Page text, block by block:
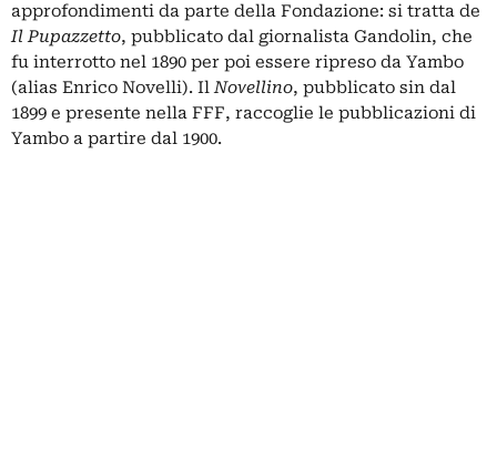
approfondimenti da parte della Fondazione: si tratta de
Il Pupazzetto, pubblicato dal giornalista Gandolin, che
fu interrotto nel 1890 per poi essere ripreso da Yambo
(alias Enrico Novelli). IlNovellino, pubblicato sin dal
1899 e presente nella FFF, raccoglie le pubblicazioni di
Yambo a partire dal 1900.